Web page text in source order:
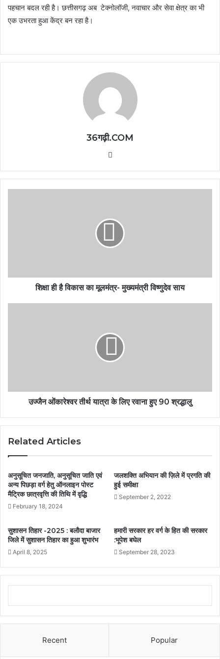
पहचान बदल रही है। छत्तीसगढ़ अब टेक्नोलॉजी, नवाचार और सेवा क्षेत्र का भी
एक उभरता हुआ केंद्र बन रहा है।
36गढ़ी.COM
शिक्षा ही है विकास का मूलमंत्र- मुख्यमंत्री विष्णुदेव साय
उज्जैन ओंकारेश्वर तीर्थ यात्रा के लिए रवाना हुए 90 श्रद्धालु
Related Articles
अनुसूचित जनजाति, अनुसूचित जाति एवं
अन्य पिछड़ा वर्ग हेतु ऑनलाइन पोस्ट
मैट्रिक छात्रवृत्ति की तिथि में वृद्धि
February 18, 2024
जलशक्ति अभियान की ज़िले में प्रगति की
हुई समीक्षा
September 2, 2022
सुशासन तिहार -2025 : बलौदा बाजार
जिले में सुशासन तिहार का हुआ शुभारंभ
April 8, 2025
हमारी सरकार हर वर्ग के हित की सरकार
:भूपेश बघेल
September 28, 2023
Recent Popular